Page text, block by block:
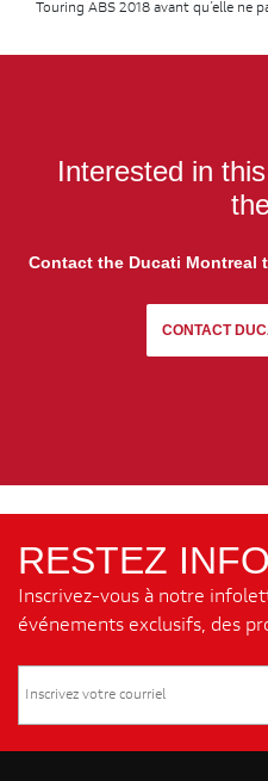
Touring ABS 2018 avant qu’elle ne
Interested in
Contact the Ducati Montreal
CONTACT
RESTEZ
Inscrivez-vous à notre
événements exclusifs, des